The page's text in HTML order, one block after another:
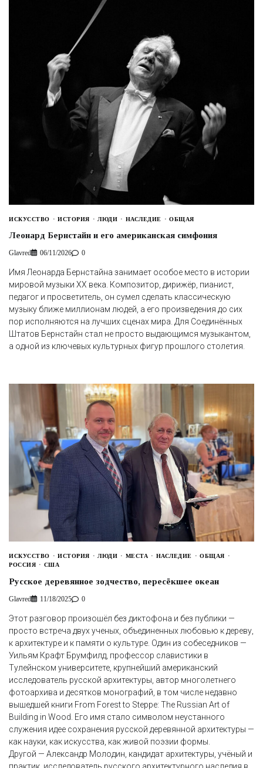
ИСКУССТВО ИСТОРИЯ ЛЮДИ НАСЛЕДИЕ ОБЩАЯ
Леонард Бернстайн и его американская симфония
Glavred 06/11/2026 0
Имя Леонарда Бернстайна занимает особое место в истории
мировой музыки XX века. Композитор, дирижёр, пианист,
педагог и просветитель, он сумел сделать классическую
музыку ближе миллионам людей, а его произведения до сих
пор исполняются на лучших сценах мира. Для Соединённых
Штатов Бернстайн стал не просто выдающимся музыкантом,
а одной из ключевых культурных фигур прошлого столетия.
ИСКУССТВО ИСТОРИЯ ЛЮДИ МЕСТА НАСЛЕДИЕ
ОБЩАЯ
РОССИЯ
США
Русское деревянное зодчество, пересёкшее океан
Glavred 11/18/2025 0
Этот разговор произошёл без диктофона и без публики —
просто встреча двух ученых, объединенных любовью к дереву,
к архитектуре и к памяти о культуре. Один из собеседников —
Уильям Крафт Брумфилд, профессор славистики в
Тулейнском университете, крупнейший американский
исследователь русской архитектуры, автор многолетнего
фотоархива и десятков монографий, в том числе недавно
вышедшей книги From Forest to Steppe: The Russian Art of
Building in Wood. Его имя стало символом неустанного
служения идее сохранения русской деревянной архитектуры —
как науки, как искусства, как живой поэзии формы.
Другой — Александр Молодин, кандидат архитектуры, учёный и
практик, исследователь русского архитектурного наследия в